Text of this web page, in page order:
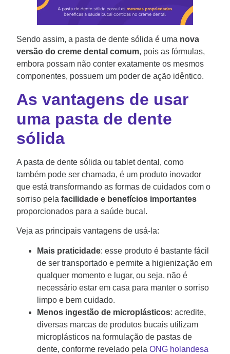
Sendo assim, a pasta de dente sólida é uma nova
versão do creme dental comum, pois as fórmulas,
embora possam não conter exatamente os mesmos
componentes, possuem um poder de ação idêntico.
As vantagens de usar
uma pasta de dente
sólida
A pasta de dente sólida ou tablet dental, como
também pode ser chamada, é um produto inovador
que está transformando as formas de cuidados com o
sorriso pela facilidade e benefícios importantes
proporcionados para a saúde bucal.
Veja as principais vantagens de usá-la:
Mais praticidade: esse produto é bastante fácil
de ser transportado e permite a higienização em
qualquer momento e lugar, ou seja, não é
necessário estar em casa para manter o sorriso
limpo e bem cuidado.
Menos ingestão de microplásticos: acredite,
diversas marcas de produtos bucais utilizam
microplásticos na formulação de pastas de
dente, conforme revelado pela ONG holandesa